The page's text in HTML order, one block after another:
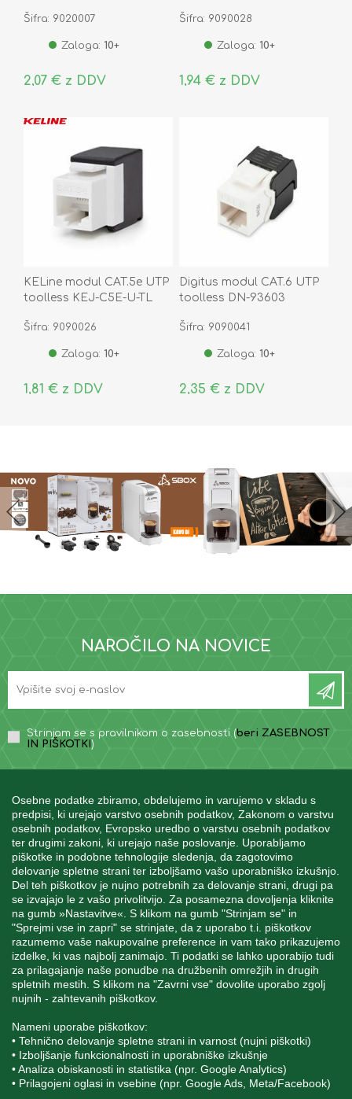
Osebne podatke zbiramo, obdelujemo in varujemo v skladu s
predpisi, ki urejajo varstvo osebnih podatkov, Zakonom o varstvu
osebnih podatkov, Evropsko uredbo o varstvu osebnih podatkov
ter drugimi zakoni, ki urejajo naše poslovanje. Uporabljamo
piškotke in podobne tehnologije sledenja, da zagotovimo
delovanje spletne strani ter izboljšamo vašo uporabniško izkušnjo.
Del teh piškotkov je nujno potrebnih za delovanje strani, drugi pa
se izvajajo le z vašo privolitvijo. Za posamezna dovoljenja kliknite
na gumb »Nastavitve«. S klikom na gumb "Strinjam se" in
"Sprejmi vse in zapri" se strinjate, da z uporabo t.i. piškotkov
razumemo vaše nakupovalne preference in vam tako prikazujemo
izdelke, ki vas najbolj zanimajo. Ti podatki se lahko uporabijo tudi
za prilagajanje naše ponudbe na družbenih omrežjih in drugih
spletnih mestih. S klikom na "Zavrni vse" dovolite uporabo zgolj
nujnih - zahtevanih piškotkov.
Nameni uporabe piškotkov:
• Tehnično delovanje spletne strani in varnost (nujni piškotki)
• Izboljšanje funkcionalnosti in uporabniške izkušnje
• Analiza obiskanosti in statistika (npr. Google Analytics)
• Prilagojeni oglasi in vsebine (npr. Google Ads, Meta/Facebook)
Šifra: 9020007
Zaloga: 10+
2,07 € z DDV
Šifra: 9090028
Zaloga: 10+
1,94 € z DDV
KELine modul CAT.5e UTP
toolless KEJ-C5E-U-TL
Šifra: 9090026
Zaloga: 10+
1,81 € z DDV
Digitus modul CAT.6 UTP
toolless DN-93603
Šifra: 9090041
Zaloga: 10+
2,35 € z DDV
NAROČILO NA NOVICE
Strinjam se s pravilnikom o zasebnosti (beri ZASEBNOST
IN PIŠKOTKI )
INFORMACIJE
MOJ RAČUN
STORITEV ZA STRANKE
SPREMLJAJTE NAS
Blatnica 8, 1236 Trzin